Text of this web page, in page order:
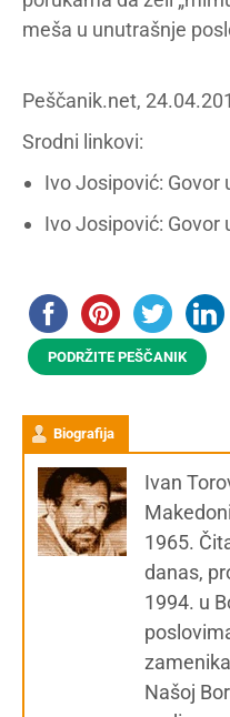
meša u unutrašnje
Peščanik.net,
Srodni linkovi:
Ivo Josipović: Govor
Ivo Josipović: Govor
PODRŽITE PEŠČANIK
Biografija
Ivan
1965.
danas,
1994. u
Našoj